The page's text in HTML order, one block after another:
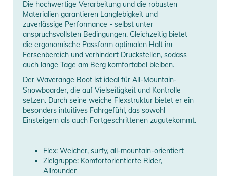
Die hochwertige Verarbeitung und die robusten
Materialien garantieren Langlebigkeit und
zuverlässige Performance - selbst unter
anspruchsvollsten Bedingungen. Gleichzeitig bietet
die ergonomische Passform optimalen Halt im
Fersenbereich und verhindert Druckstellen, sodass
auch lange Tage am Berg komfortabel bleiben.
Der Waverange Boot ist ideal für All-Mountain-
Snowboarder, die auf Vielseitigkeit und Kontrolle
setzen. Durch seine weiche Flexstruktur bietet er ein
besonders intuitives Fahrgefühl, das sowohl
Einsteigern als auch Fortgeschrittenen zugutekommt.
Flex: Weicher, surfy, all-mountain-orientiert
Zielgruppe: Komfortorientierte Rider,
Allrounder